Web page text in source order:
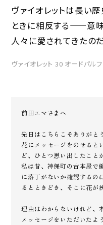
ヴァイオレットは長い
ときに相反する——意
人々に愛されてきたのだ
ヴァイオレット 30 オードパル
前田エマさまへ
先日はこちらこそありがと
花にメッセージをのせると
ど、ひとつ思い出したこと
私は昔、神保町の古本屋で
に落丁がないか確認するの
るとときどき、そこに花が
理由はわからないけれど、
メッセージをいただいたよ